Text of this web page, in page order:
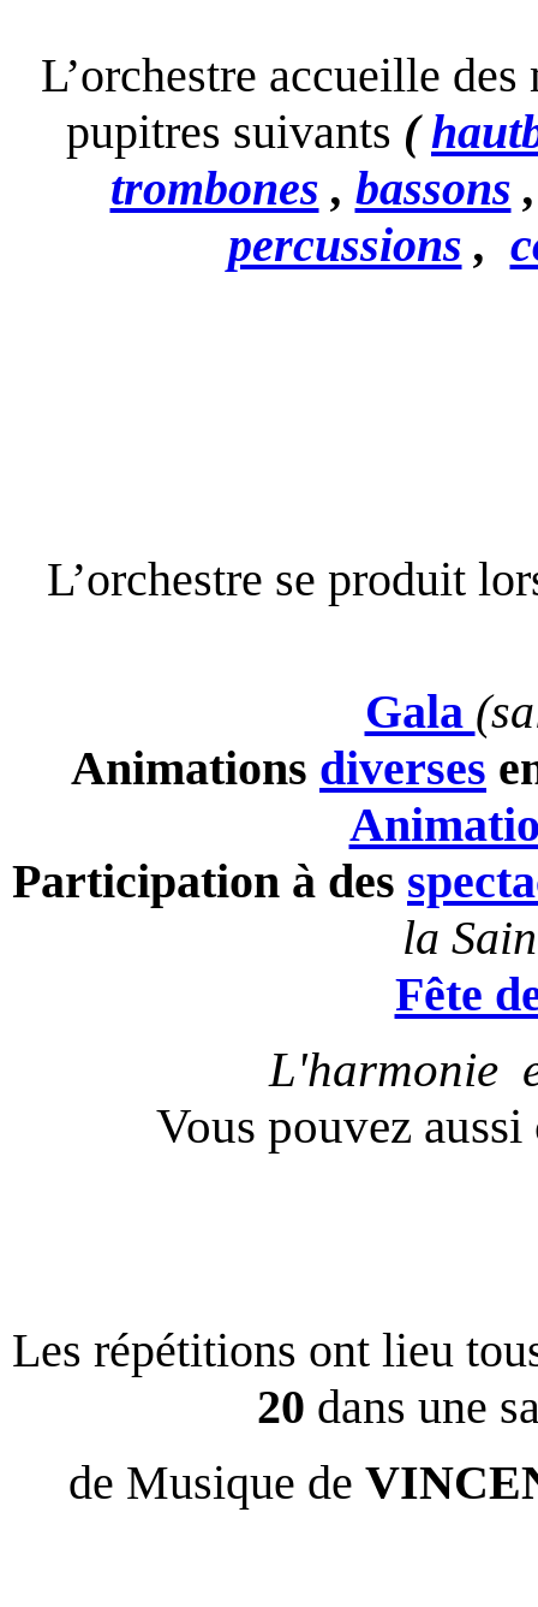
L’orchestre accueille
pupitres suivants (
trombones , bassons
percussions ,
L’orchestre se produit
Gala
Animations diverses
Participation à des
la
Fête
L'harmonie
Vous pouvez
Les répétitions ont lieu
20 dans une
de Musique de